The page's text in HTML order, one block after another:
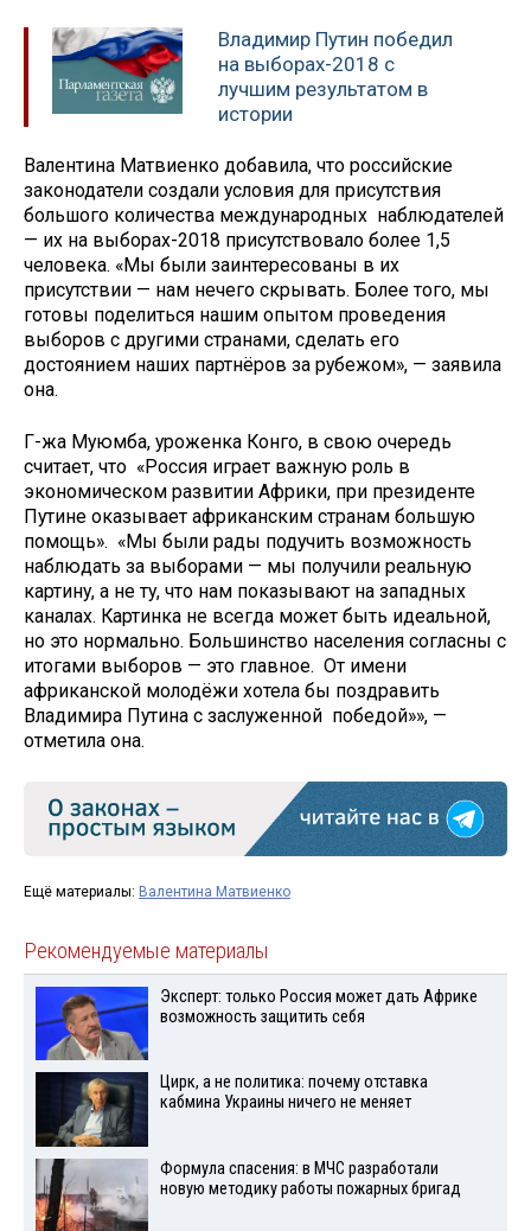
Владимир Путин победил
на выборах-2018 с
лучшим результатом в
истории
Валентина Матвиенко добавила, что российские
законодатели создали условия для присутствия
большого количества международных наблюдателей
— их на выборах-2018 присутствовало более 1,5
человека. «Мы были заинтересованы в их
присутствии — нам нечего скрывать. Более того, мы
готовы поделиться нашим опытом проведения
выборов с другими странами, сделать его
достоянием наших партнёров за рубежом», — заявила
она.
Г-жа Муюмба, уроженка Конго, в свою очередь
считает, что «Россия играет важную роль в
экономическом развитии Африки, при президенте
Путине оказывает африканским странам большую
помощь». «Мы были рады подучить возможность
наблюдать за выборами — мы получили реальную
картину, а не ту, что нам показывают на западных
каналах. Картинка не всегда может быть идеальной,
но это нормально. Большинство населения согласны с
итогами выборов — это главное. От имени
африканской молодёжи хотела бы поздравить
Владимира Путина с заслуженной победой»», —
отметила она.
Ещё материалы: Валентина Матвиенко
Рекомендуемые материалы
Эксперт: только Россия может дать Африке
возможность защитить себя
Цирк, а не политика: почему отставка
кабмина Украины ничего не меняет
Формула спасения: в МЧС разработали
новую методику работы пожарных бригад